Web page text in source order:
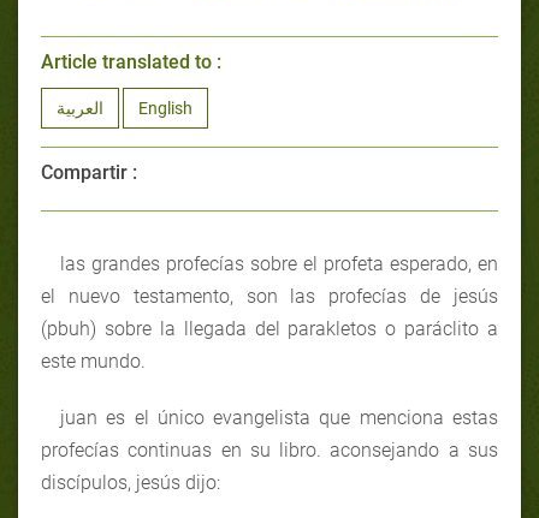
Article translated to :
العربية English
Compartir :
las grandes profecías sobre el profeta esperado, en
el nuevo testamento, son las profecías de jesús
(pbuh) sobre la llegada del parakletos o paráclito a
este mundo.
juan es el único evangelista que menciona estas
profecías continuas en su libro. aconsejando a sus
discípulos, jesús dijo: